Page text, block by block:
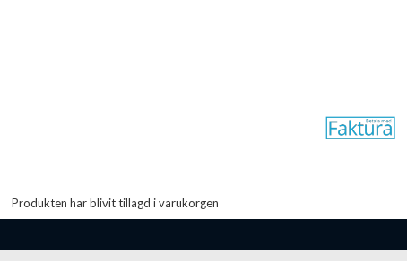
Produkten har blivit tillagd i varukorgen